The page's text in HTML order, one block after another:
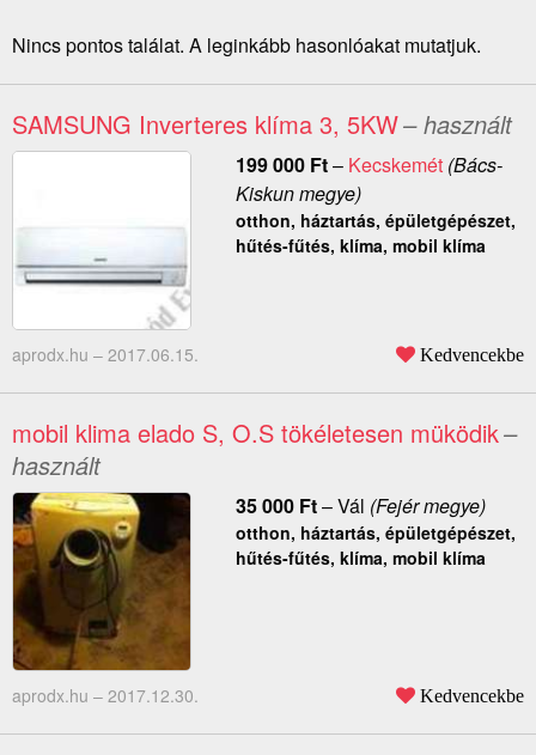
Nincs pontos találat. A leginkább hasonlóakat mutatjuk.
SAMSUNG Inverteres klíma 3, 5KW– használt
199 000 Ft– Kecskemét(Bács-
Kiskun megye)
otthon, háztartás, épületgépészet,
hűtés-fűtés, klíma, mobil klíma
aprodx.hu – 2017.06.15. Kedvencekbe
mobil klima elado S, O.S tökéletesen müködik–
használt
35 000 Ft–Vál (Fejér megye)
otthon, háztartás, épületgépészet,
hűtés-fűtés, klíma, mobil klíma
aprodx.hu – 2017.12.30. Kedvencekbe